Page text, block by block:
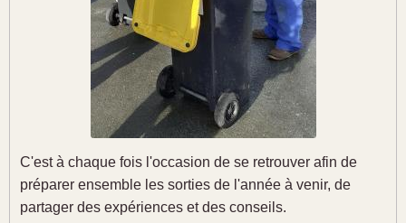
C'est à chaque fois l'occasion de se retrouver afin de
préparer ensemble les sorties de l'année à venir, de
partager des expériences et des conseils.